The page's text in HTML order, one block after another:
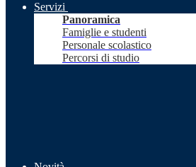
Servizi
Panoramica
Famiglie e studenti
Personale scolastico
Percorsi di studio